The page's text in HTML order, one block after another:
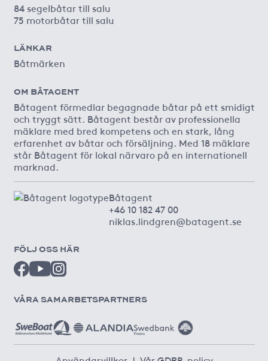
84 segelbåtar till salu
75 motorbåtar till salu
LÄNKAR
Båtmärken
OM BÅTAGENT
Båtagent förmedlar begagnade båtar på ett smidigt
och tryggt sätt. Båtagent består av professionella
mäklare med bred kompetens och en stark, lång
erfarenhet av båtar och försäljning. Med 18 mäklare
står Båtagent för lokal närvaro på en internationell
marknad.
Båtagent
+46 10 182 47 00
niklas.lindgren@batagent.se
FÖLJ OSS HÄR
VÅRA SAMARBETSPARTNERS